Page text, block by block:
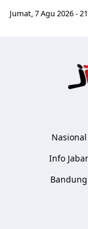
Jumat, 7 Agu 2026 -
Nasional
Info Jabar
Bandung